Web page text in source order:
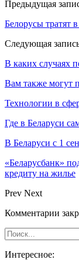
Предыдущая
Белорусы тратят
Следующая
В каких случаях
Вам также могут
Технологии в
Где в Беларуси
В Беларуси с 1
«Беларусбанк»
кредиту на жилье
Prev Next
Комментарии
Интересное: